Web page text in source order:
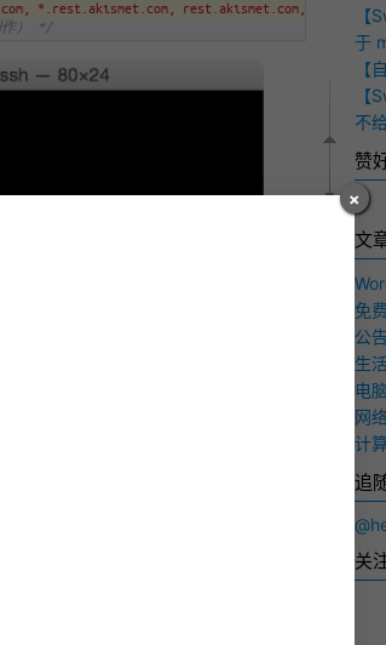
×
*.rest.akismet.com, rest.akismet.com,
作） */
及对外请求
【
–
于
工具
【
要
【
–
不
赞
文
免费
公告
生
电脑
网
计
追
关